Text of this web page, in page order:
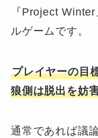
『Project
ルゲームです。
プレイヤーの目
狼側は脱出を妨
通常であれば議